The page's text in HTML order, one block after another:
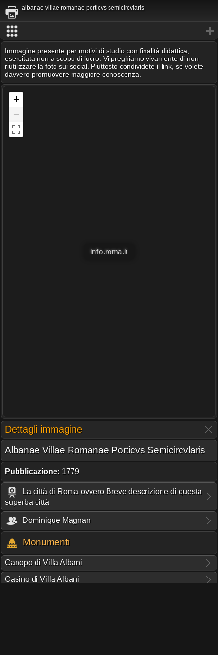
albanae villae romanae porticvs semicircvlaris
Immagine presente per motivi di studio con finalità didattica,
esercitata non a scopo di lucro. Vi preghiamo vivamente di non
riutilizzare la foto sui social. Piuttosto condividete il link, se volete
davvero promuovere maggiore conoscenza.
+
−
info.roma.it
Dettagli immagine
Albanae Villae Romanae Porticvs Semicircvlaris
Pubblicazione: 1779
La città di Roma ovvero Breve descrizione di questa
superba città
Dominique Magnan
Monumenti
Canopo di Villa Albani
Casino di Villa Albani